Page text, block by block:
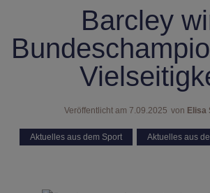
Barcley
Veröffentlicht am 7.09.2025 von Elisa
Aktuelles aus dem Sport Aktuelles aus